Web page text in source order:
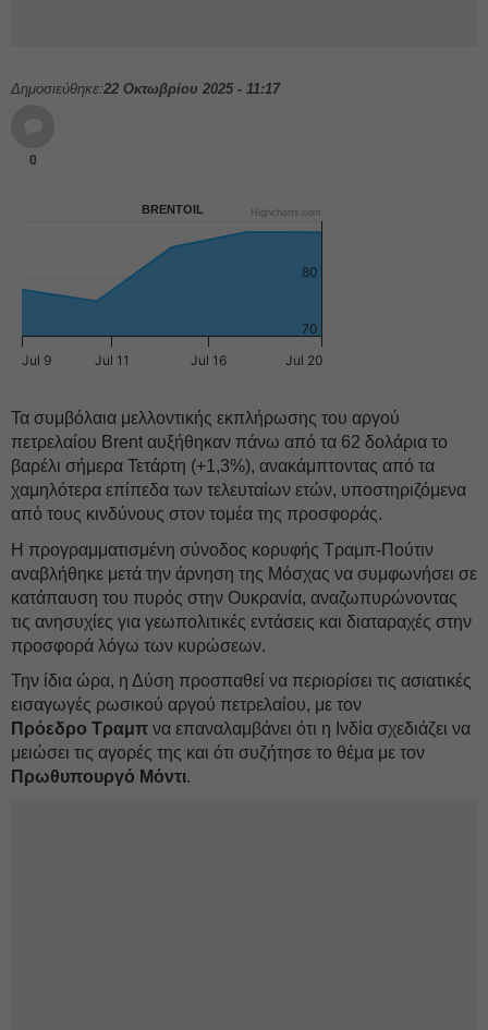
Δημοσιεύθηκε:22 Οκτωβρίου 2025 - 11:17
0
BRENTOIL
Jul 9 Jul 11 Jul 16 Jul 20
70
80
Highcharts.com
Τα συμβόλαια μελλοντικής εκπλήρωσης του αργού
πετρελαίου Brent αυξήθηκαν πάνω από τα 62 δολάρια το
βαρέλι σήμερα Τετάρτη (+1,3%), ανακάμπτοντας από τα
χαμηλότερα επίπεδα των τελευταίων ετών, υποστηριζόμενα
από τους κινδύνους στον τομέα της προσφοράς.
Η προγραμματισμένη σύνοδος κορυφής Τραμπ-Πούτιν
αναβλήθηκε μετά την άρνηση της Μόσχας να συμφωνήσει σε
κατάπαυση του πυρός στην Ουκρανία, αναζωπυρώνοντας
τις ανησυχίες για γεωπολιτικές εντάσεις και διαταραχές στην
προσφορά λόγω των κυρώσεων.
Την ίδια ώρα, η Δύση προσπαθεί να περιορίσει τις ασιατικές
εισαγωγές ρωσικού αργού πετρελαίου, με τον
Πρόεδρο Τραμπ να επαναλαμβάνει ότι η Ινδία σχεδιάζει να
μειώσει τις αγορές της και ότι συζήτησε το θέμα με τον
Πρωθυπουργό Μόντι.